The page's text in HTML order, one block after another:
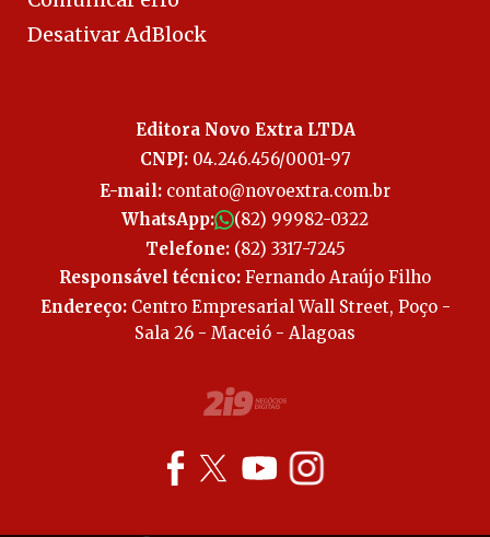
Desativar AdBlock
Editora Novo Extra LTDA
CNPJ:04.246.456/0001-97
E-mail: contato@novoextra.com.br
WhatsApp:
(82) 99982-0322
Telefone:(82) 3317-7245
Responsável técnico: Fernando Araújo Filho
Endereço:Centro Empresarial Wall Street, Poço -
Sala 26 - Maceió - Alagoas